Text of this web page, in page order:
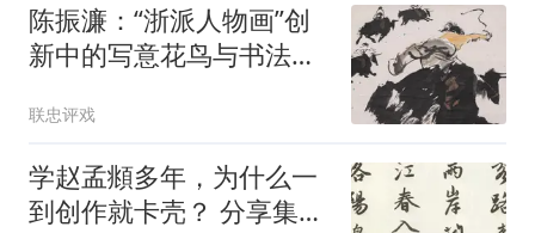
陈振濂：“浙派人物画”创
新中的写意花鸟与书法用
联忠评戏
学赵孟頫多年，为什么一
到创作就卡壳？ 分享集字